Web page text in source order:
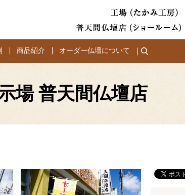
商品紹介 オーダー仏壇について search
場 普天間仏壇店